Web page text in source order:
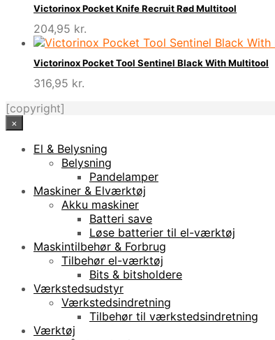
Victorinox Pocket Knife Recruit Rød Multitool
204,95 kr.
Victorinox Pocket Tool Sentinel Black With Multitool
316,95 kr.
[copyright]
×
El & Belysning
Belysning
Pandelamper
Maskiner & Elværktøj
Akku maskiner
Batteri save
Løse batterier til el-værktøj
Maskintilbehør & Forbrug
Tilbehør el-værktøj
Bits & bitsholdere
Værkstedsudstyr
Værkstedsindretning
Tilbehør til værkstedsindretning
Værktøj